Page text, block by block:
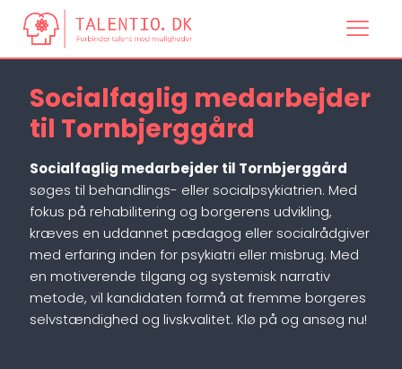
Socialfaglig medarbejder
til Tornbjerggård
Socialfaglig medarbejder til Tornbjerggård
søges til behandlings- eller socialpsykiatrien. Med
fokus på rehabilitering og borgerens udvikling,
kræves en uddannet pædagog eller socialrådgiver
med erfaring inden for psykiatri eller misbrug. Med
en motiverende tilgang og systemisk narrativ
metode, vil kandidaten formå at fremme borgeres
selvstændighed og livskvalitet. Klø på og ansøg nu!